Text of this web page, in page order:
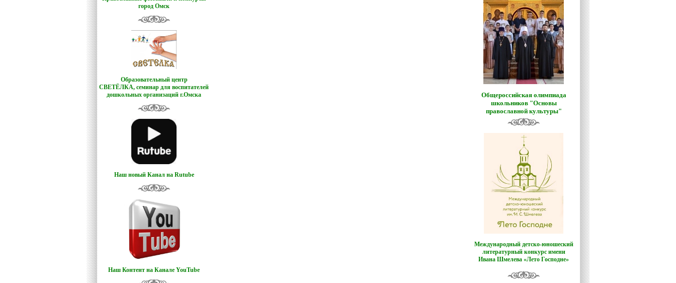
город Омск
Образовательный центр
СВЕТЁЛКА, семинар для воспитателей
дошкольных организаций г.Омска
Наш новый Канал на Rutube
Наш Контент на Канале YouTube
Общероссийская олимпиада
школьников "Основы
православной культуры"
Международный детско-юношеский
литературный конкурс имени
Ивана Шмелева «Лето Господне»